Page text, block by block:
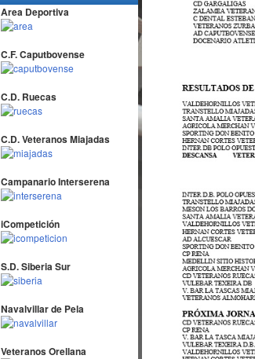
Area Deportiva
C.F. Caputbovense
C.D. Ruecas
C.D. Veteranos Miajadas
Campanario Interserena
iCompetición
S.D. Siberia Sur
Navalvillar de Pela
Veteranos Orellana